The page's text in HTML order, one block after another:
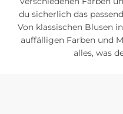
du sicherlich das
Von klassischen Blusen
auffälligen Farben und
alles, was